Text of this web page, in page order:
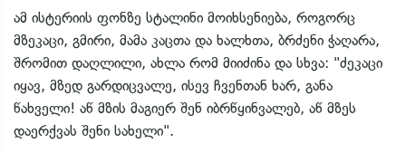
ამ ისტერიის ფონზე სტალინი მოიხსენიება, როგორც
მზეკაცი, გმირი, მამა კაცთა და ხალხთა, ბრძენი ჭაღარა,
შრომით დაღლილი, ახლა რომ მიიძინა და სხვა: "ძეკაცი
იყავ, მზედ გარდიცვალე, ისევ ჩვენთან ხარ, განა
წახველი! აწ მზის მაგიერ შენ იბრწყინვალებ, აწ მზეს
დაერქვას შენი სახელი".